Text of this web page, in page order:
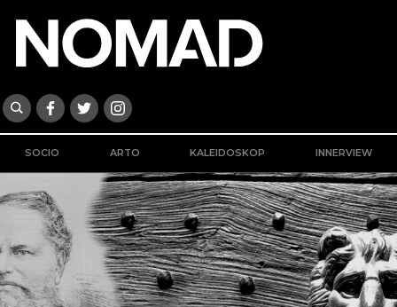
SOCIO ARTO KALEIDOSKOP INNERVIEW